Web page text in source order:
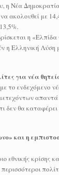
η Νέα
ακολουθεί με
η
η Ελληνική Λύση
για νέα
το ενδεχόμενο
απαντά
δεν θα
και η
εθνικής κρίσης